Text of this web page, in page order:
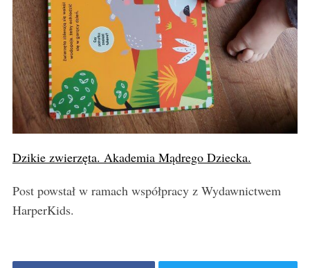
Dzikie zwierzęta. Akademia Mądrego Dziecka.
Post powstał w ramach współpracy z Wydawnictwem
HarperKids.